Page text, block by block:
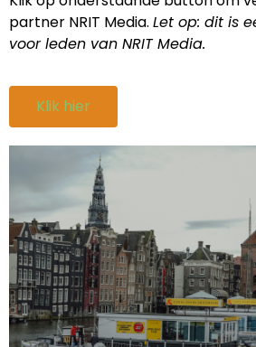
partner NRIT Media. Let op: dit is
voor leden van NRIT Media.
Klik hier